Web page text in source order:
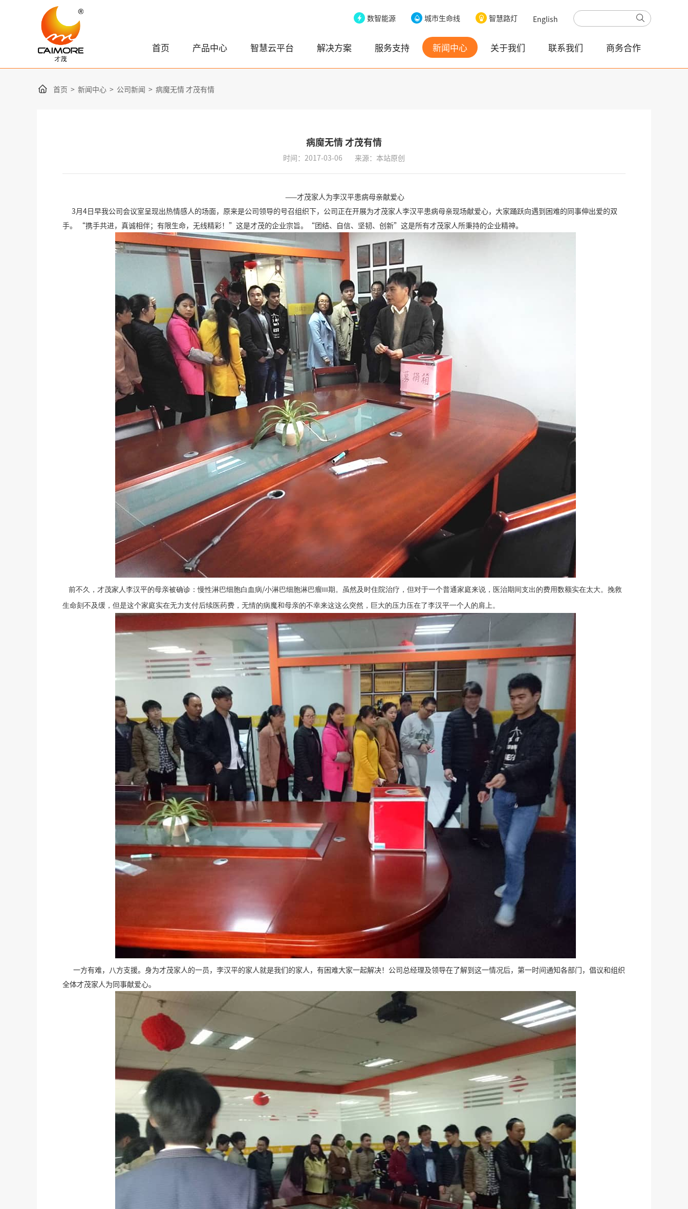
数智能源 城市生命线 智慧路灯 English
首页 产品中心 智慧云平台 解决方案 服务支持 新闻中心 关于我们 联系我们 商务合作
首页 > 新闻中心 > 公司新闻 > 病魔无情 才茂有情
病魔无情 才茂有情
时间：2017-03-06 来源：本站原创
——才茂家人为李汉平患病母亲献爱心
3月4日早我公司会议室呈现出热情感人的场面，原来是公司领导的号召组织下，公司正在开展为才茂家人李汉平患病母亲现场献爱心，大家踊跃向遇到困难的同事伸出爱的双
手。 “携手共进，真诚相伴；有限生命，无线精彩！”这是才茂的企业宗旨。“团结、自信、坚韧、创新”这是所有才茂家人所秉持的企业精神。
前不久，才茂家人李汉平的母亲被确诊：慢性淋巴细胞白血病/小淋巴细胞淋巴瘤III期。虽然及时住院治疗，但对于一个普通家庭来说，医治期间支出的费用数额实在太大。挽救
生命刻不及缓，但是这个家庭实在无力支付后续医药费，无情的病魔和母亲的不幸来这这么突然，巨大的压力压在了李汉平一个人的肩上。
一方有难，八方支援。身为才茂家人的一员，李汉平的家人就是我们的家人，有困难大家一起解决！公司总经理及领导在了解到这一情况后，第一时间通知各部门，倡议和组织
全体才茂家人为同事献爱心。